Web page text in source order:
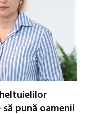
pună oamenii